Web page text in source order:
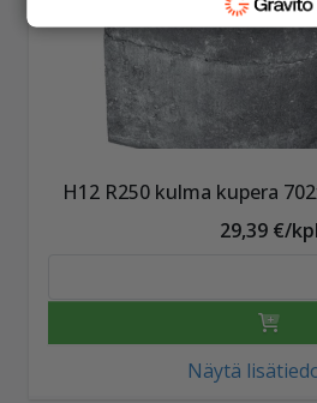
H12 R250 kulma kupera
29,39 €/kpl
Näytä